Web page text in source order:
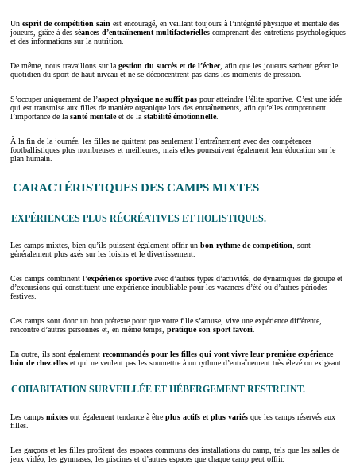
Un esprit de compétition sain est encouragé, en veillant toujours à l’intégrité physique et mentale des
joueurs, grâce à des séances d’entraînement multifactorielles comprenant des entretiens psychologiques
et des informations sur la nutrition.
De même, nous travaillons sur la gestion du succès et de l’échec , afin que les joueurs sachent gérer le
quotidien du sport de haut niveau et ne se déconcentrent pas dans les moments de pression.
S’occuper uniquement de l’aspect physique ne suffit pas pour atteindre l’élite sportive. C’est une idée
qui est transmise aux filles de manière organique lors des entraînements, afin qu’elles comprennent
l’importance de la santé mentaleet de la stabilité émotionnelle.
À la fin de la journée, les filles ne quittent pas seulement l’entraînement avec des compétences
footballistiques plus nombreuses et meilleures, mais elles poursuivent également leur éducation sur le
plan humain.
CARACTÉRISTIQUES DES CAMPS MIXTES
EXPÉRIENCES PLUS RÉCRÉATIVES ET HOLISTIQUES.
Les camps mixtes, bien qu’ils puissent également offrir un bon rythme de compétition, sont
généralement plus axés sur les loisirs et le divertissement.
Ces camps combinent l’expérience sportiveavec d’autres types d’activités, de dynamiques de groupe et
d’excursions qui constituent une expérience inoubliable pour les vacances d’été ou d’autres périodes
festives.
Ces camps sont donc un bon prétexte pour que votre fille s’amuse, vive une expérience différente,
rencontre d’autres personnes et, en même temps, pratique son sport favori.
En outre, ils sont également recommandés pour les filles qui vont vivre leur première expérience
loin de chez elles et qui ne veulent pas les soumettre à un rythme d’entraînement très élevé ou exigeant.
COHABITATION SURVEILLÉE ET HÉBERGEMENT RESTREINT.
Les camps mixtes ont également tendance à être plus actifs et plus variés que les camps réservés aux
filles.
Les garçons et les filles profitent des espaces communs des installations du camp, tels que les salles de
jeux vidéo, les gymnases, les piscines et d’autres espaces que chaque camp peut offrir.